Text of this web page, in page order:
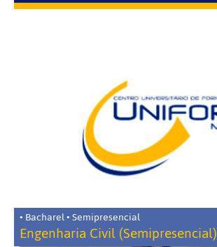
• Bacharel • Semipresencial
Engenharia Civil (Semipresencial)